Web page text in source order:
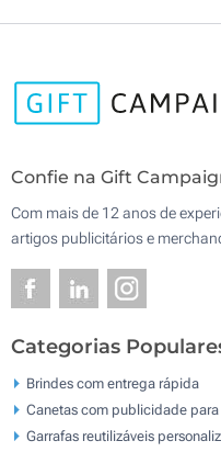
Confie na Gift
Com mais de 12 anos de
artigos publicitários e
Categorias
Brindes com entrega rápida
Canetas com publicidade
Garrafas reutilizáveis